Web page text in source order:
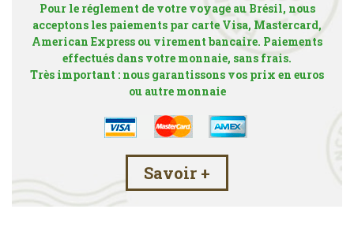
Pour le réglement de votre voyage au Brésil, nous
acceptons les paiements par carte Visa, Mastercard,
American Express ou virement bancaire. Paiements
effectués dans votre monnaie, sans frais.
Très important : nous garantissons vos prix en euros
ou autre monnaie
Savoir +